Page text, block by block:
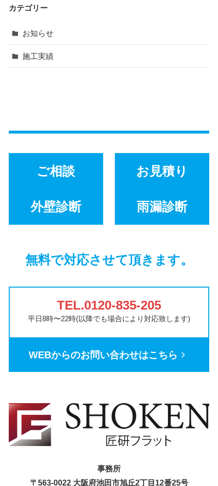
カテゴリー
お知らせ
施工実績
ご相談 お見積り
外壁診断 雨漏診断
無料で対応させて頂きます。
TEL.0120-835-205
平日8時〜22時(以降でも場合により対応致します)
WEBからのお問い合わせはこちら
事務所
〒563-0022 大阪府池田市旭丘2丁目12番25号